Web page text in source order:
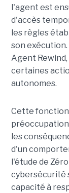
l'agent est
d'accès
les règles
son
Agent
certaines
autonomes.
Cette
les
d'un
l'étude de
cybersécurité
capacité à